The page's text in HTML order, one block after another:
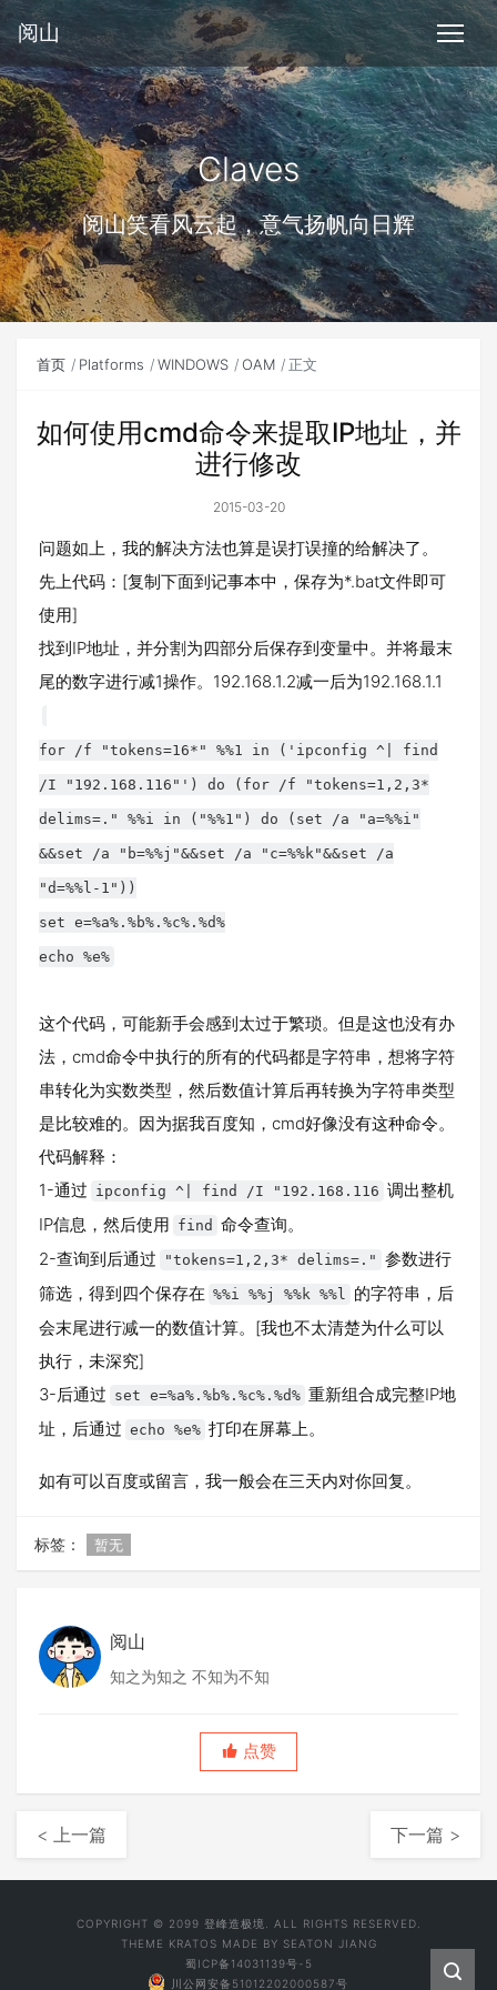
阅山
Claves
阅山笑看风云起，意气扬帆向日辉
首页 Platforms WINDOWS OAM 正文
如何使用cmd命令来提取IP地址，并
进行修改
2015-03-20
问题如上，我的解决方法也算是误打误撞的给解决了。
先上代码：[复制下面到记事本中，保存为*.bat文件即可
使用]
找到IP地址，并分割为四部分后保存到变量中。并将最末
尾的数字进行减1操作。192.168.1.2减一后为192.168.1.1
for /f "tokens=16*" %%1 in ('ipconfig ^| find
/I "192.168.116"') do (for /f "tokens=1,2,3*
delims=." %%i in ("%%1") do (set /a "a=%%i"
&&set /a "b=%%j"&&set /a "c=%%k"&&set /a
"d=%%l-1"))
set e=%a%.%b%.%c%.%d%
echo %e%
这个代码，可能新手会感到太过于繁琐。但是这也没有办
法，cmd命令中执行的所有的代码都是字符串，想将字符
串转化为实数类型，然后数值计算后再转换为字符串类型
是比较难的。因为据我百度知，cmd好像没有这种命令。
代码解释：
1-通过 ipconfig ^| find /I "192.168.116 调出整机
IP信息，然后使用 find 命令查询。
2-查询到后通过
"tokens=1,2,3* delims=." 参数进行
筛选，得到四个保存在 %%i %%j %%k %%l 的字符串，后
会末尾进行减一的数值计算。[我也不太清楚为什么可以
执行，未深究]
3-后通过 set e=%a%.%b%.%c%.%d% 重新组合成完整IP地
址，后通过 echo %e% 打印在屏幕上。
如有可以百度或留言，我一般会在三天内对你回复。
标签： 暂无
阅山
知之为知之 不知为不知
点赞
< 上一篇 下一篇 >
COPYRIGHT © 2099 登峰造极境. ALL RIGHTS RESERVED.
THEME KRATOS MADE BY SEATON JIANG
蜀ICP备14031139号-5
川公网安备51012202000587号